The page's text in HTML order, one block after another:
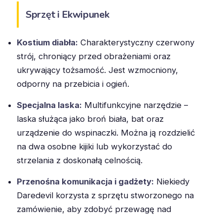
Sprzęt i Ekwipunek
Kostium diabła: Charakterystyczny czerwony
strój, chroniący przed obrażeniami oraz
ukrywający tożsamość. Jest wzmocniony,
odporny na przebicia i ogień.
Specjalna laska: Multifunkcyjne narzędzie –
laska służąca jako broń biała, bat oraz
urządzenie do wspinaczki. Można ją rozdzielić
na dwa osobne kijiki lub wykorzystać do
strzelania z doskonałą celnością.
Przenośna komunikacja i gadżety: Niekiedy
Daredevil korzysta z sprzętu stworzonego na
zamówienie, aby zdobyć przewagę nad